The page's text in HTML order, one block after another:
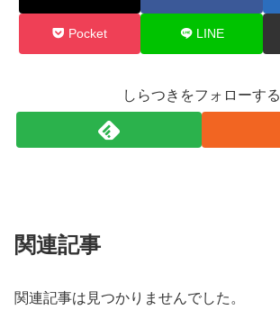
Pocket LINE
しらつきをフォローする
関連記事
関連記事は見つかりませんでした。